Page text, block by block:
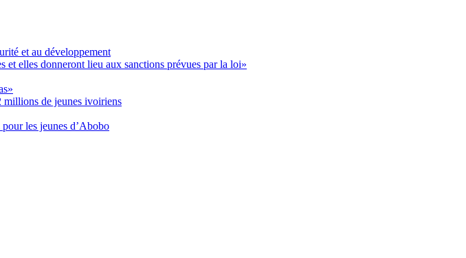
et au développement
et elles donneront lieu aux sanctions prévues par la loi»
de jeunes ivoiriens
les jeunes d’Abobo